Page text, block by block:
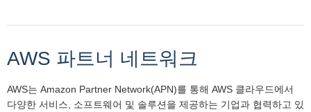
AWS 파트너 네트워크
AWS는 Amazon Partner Network(APN)를 통해 AWS 클라우드에서
다양한 서비스, 소프트웨어 및 솔루션을 제공하는 기업과 협력하고 있